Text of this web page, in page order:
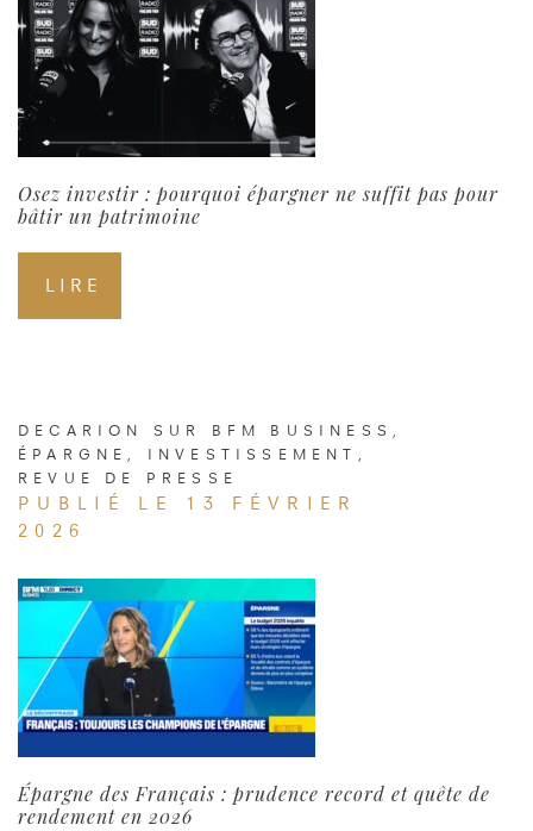
Osez investir : pourquoi épargner ne suffit pas pour
bâtir un patrimoine
LIRE
DECARION SUR BFM BUSINESS ,
ÉPARGNE , INVESTISSEMENT ,
REVUE DE PRESSE
PUBLIÉ LE 13 FÉVRIER
2026
Épargne des Français : prudence record et quête de
rendement en 2026